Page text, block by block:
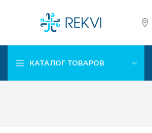
КАТАЛОГ ТОВАРОВ